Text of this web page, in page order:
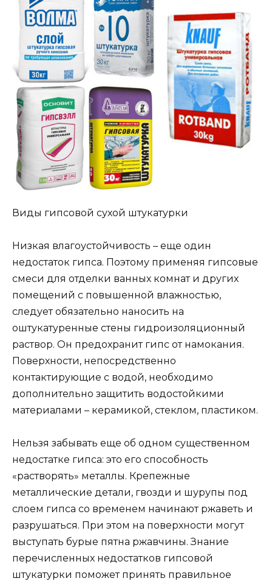
Виды гипсовой сухой штукатурки
Низкая влагоустойчивость – еще один
недостаток гипса. Поэтому применяя гипсовые
смеси для отделки ванных комнат и других
помещений с повышенной влажностью,
следует обязательно наносить на
оштукатуренные стены гидроизоляционный
раствор. Он предохранит гипс от намокания.
Поверхности, непосредственно
контактирующие с водой, необходимо
дополнительно защитить водостойкими
материалами – керамикой, стеклом, пластиком.
Нельзя забывать еще об одном существенном
недостатке гипса: это его способность
«растворять» металлы. Крепежные
металлические детали, гвозди и шурупы под
слоем гипса со временем начинают ржаветь и
разрушаться. При этом на поверхности могут
выступать бурые пятна ржавчины. Знание
перечисленных недостатков гипсовой
штукатурки поможет принять правильное